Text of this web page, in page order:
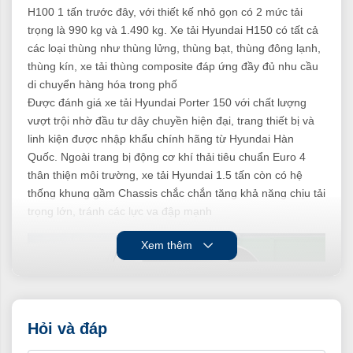
H100 1 tấn trước đây, với thiết kế nhỏ gọn có 2 mức tải
trọng là 990 kg và 1.490 kg. Xe tải Hyundai H150 có tất cả
các loại thùng như thùng lửng, thùng bạt, thùng đông lạnh,
thùng kín, xe tải thùng composite đáp ứng đầy đủ nhu cầu
di chuyển hàng hóa trong phố
Được đánh giá xe tải Hyundai Porter 150 với chất lượng
vượt trội nhờ đầu tư dây chuyền hiện đại, trang thiết bị và
linh kiện được nhập khẩu chính hãng từ Hyundai Hàn
Quốc. Ngoài trang bị động cơ khí thải tiêu chuẩn Euro 4
thân thiện môi trường, xe tải Hyundai 1.5 tấn còn có hệ
thống khung gầm Chassis chắc chắn tăng khả năng chịu tải
trọng lớn, tránh các lực va đập mạnh
Xem thêm
Hỏi và đáp